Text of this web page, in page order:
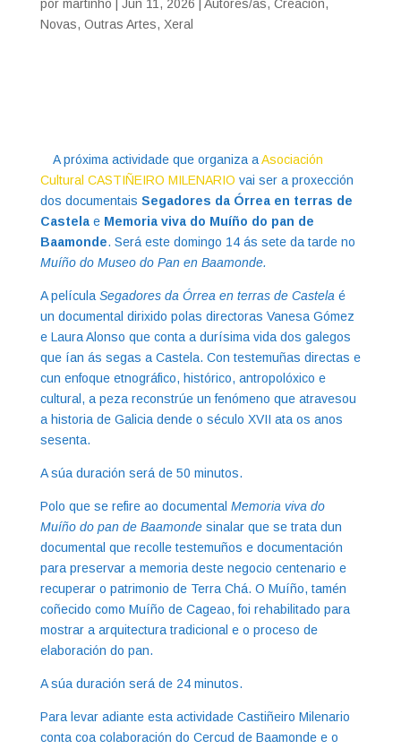
por martinho Jun 11, 2026 Autores/as, Creación,
Novas, Outras Artes, Xeral
A próxima actividade que organiza aAsociación
Cultural CASTIÑEIRO MILENARIO vai ser a proxección
dos documentais Segadores da Órrea en terras de
Castelae Memoria viva do Muíño do pan de
Baamonde. Será este domingo 14 ás sete da tarde no
Muíño do Museo do Pan en Baamonde.
A película Segadores da Órrea en terras de Castela é
un documental dirixido polas directoras Vanesa Gómez
e Laura Alonso que conta a durísima vida dos galegos
que ían ás segas a Castela. Con testemuñas directas e
cun enfoque etnográfico, histórico, antropolóxico e
cultural, a peza reconstrúe un fenómeno que atravesou
a historia de Galicia dende o século XVII ata os anos
sesenta.
A súa duración será de 50 minutos.
Polo que se refire ao documental Memoria viva do
Muíño do pan de Baamondesinalar que se trata dun
documental que recolle testemuños e documentación
para preservar a memoria deste negocio centenario e
recuperar o patrimonio de Terra Chá. O Muíño, tamén
coñecido como Muíño de Cageao, foi rehabilitado para
mostrar a arquitectura tradicional e o proceso de
elaboración do pan.
A súa duración será de 24 minutos.
Para levar adiante esta actividade Castiñeiro Milenario
conta coa colaboración do Cercud de Baamonde e o